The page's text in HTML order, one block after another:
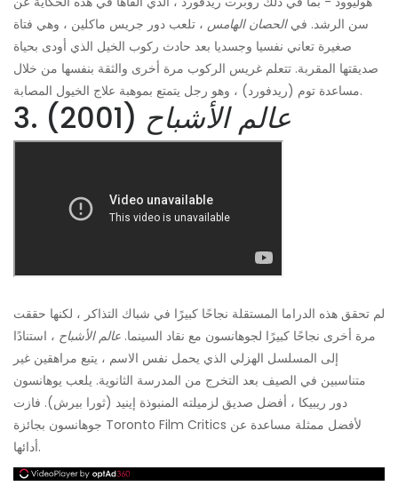
سن الرشد. فيالحصان الهامس ، تلعب دور جريس ماكلين ، وهي فتاة
صغيرة تعاني نفسيا وجسديا بعد حادث ركوب الخيل الذي أودى بحياة
صديقتها المقربة. تتعلم غريس الركوب مرة أخرى والثقة بنفسها من خلال
مساعدة توم (ريدفورد) ، وهو رجل يتمتع بموهبة علاج الخيول المصابة.
3. عالم الأشباح (2001)
لم تحقق هذه الدراما المستقلة نجاحًا كبيرًا في شباك التذاكر ، لكنها حققت
مرة أخرى نجاحًا كبيرًا لجوهانسون مع نقاد السينما. عالم الأشباح ، استنادًا
إلى المسلسل الهزلي الذي يحمل نفس الاسم ، يتبع مراهقين غير
متناسبين في الصيف بعد التخرج من المدرسة الثانوية. يلعب يوهانسون
دور ريبيكا ، أفضل صديق لزميلته المنبوذة إينيد (ثورا بيرش). فازت
جوهانسون بجائزة Toronto Film Critics لأفضل ممثلة مساعدة عن
أدائها.